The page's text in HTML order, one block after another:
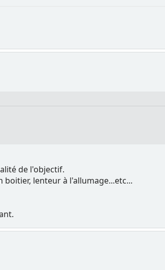
de l'objectif.
lenteur à l'allumage...etc...